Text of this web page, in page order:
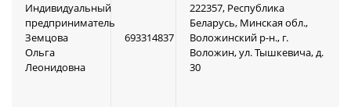
Индивидуальный
предприниматель
Земцова
Ольга
Леонидовна
693314837
222357, Республика
Беларусь, Минская обл.,
Воложинский р-н., г.
Воложин, ул. Тышкевича, д.
30